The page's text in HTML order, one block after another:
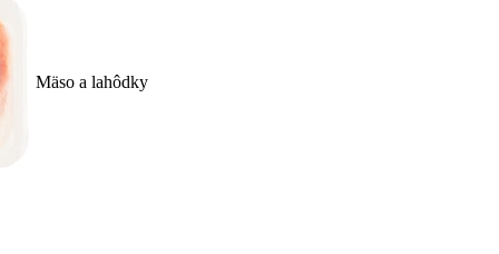
Mäso a lahôdky